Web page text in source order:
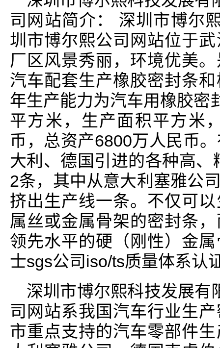
司网站简介： 深圳市博尔
圳市博尔熙公司网站位于
厂区风景秀丽，环境优美
汽车配套生产橡胶密封条
年生产能力为汽车用橡胶密
平方米，生产面积平方米
币，总资产6800万人民币
大利、德国引进的各种高
2条，其中从意大利塞雅公
挤出生产线一条。不仅可
属丝或金属骨架的密封条
领先水平的硬（刚性）金
士sgs公司iso/ts质量体系认
深圳市博尔熙科技发展有
司网站系我国汽车行业生
市重点支持的汽车零部件